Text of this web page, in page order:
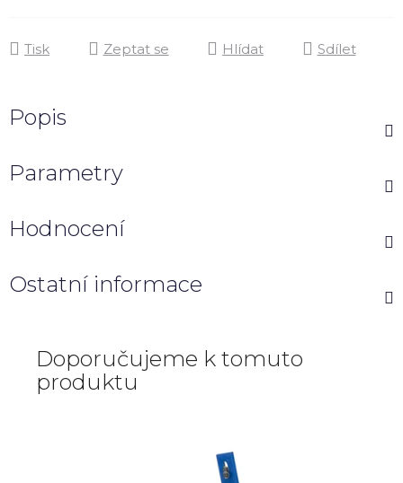
Tisk Zeptat se Hlídat Sdílet
Popis
Parametry
Hodnocení
Ostatní informace
Doporučujeme k tomuto
produktu